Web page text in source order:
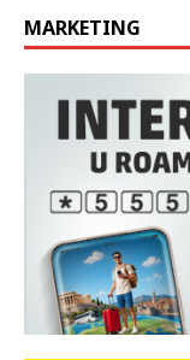
MARKETING